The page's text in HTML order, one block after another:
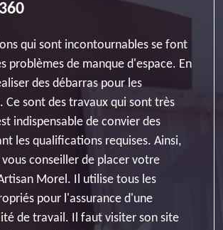
qui sont incontournables se font
problèmes de manque d'espace. En
des débarras pour les
Ce sont des travaux qui sont très
indispensable de convier des
les qualifications requises. Ainsi,
conseiller de placer votre
Morel. Il utilise tous les
pour l'assurance d'une
de travail. Il faut visiter son site